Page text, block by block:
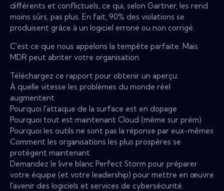
différents et conflictuels, ce qui, selon Gartner, les rend
moins sûrs, pas plus. En fait, 90% des violations se
produisent grâce à un logiciel erroné ou non corrigé.
C'est ce que nous appelons la tempête parfaite. Mais
MDR peut abriter votre organisation.
Téléchargez ce rapport pour obtenir un aperçu:
À quelle vitesse les problèmes du monde réel
augmentent
Pourquoi l'attaque de la surface est en dopage
Pourquoi tout est maintenant Cloud (même sur prém)
Pourquoi les outils ne sont pas la réponse par eux-mêmes
Comment les organisations les plus prospères se
protègent maintenant
Demandez le livre blanc Perfect Storm pour préparer
votre équipe (et votre leadership) pour mettre en œuvre
l'avenir des logiciels et services de cybersécurité.